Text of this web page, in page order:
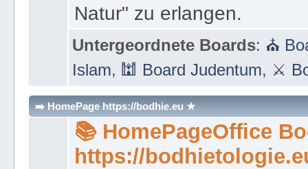
Natur" zu erlangen.
Untergeordnete Boards: ⛪
Islam, 🕍 Board Judentum, ⚔
➡️ HomePage https://bodhie.eu ★
📚 HomePageOffice
https://